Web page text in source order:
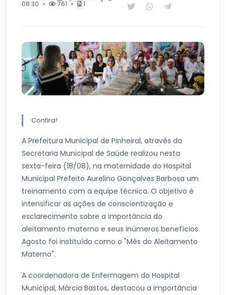
08:30 761 1
Confira!
A Prefeitura Municipal de Pinheiral, através da
Secretaria Municipal de Saúde realizou nesta
sexta-feira (18/08), na maternidade do Hospital
Municipal Prefeito Aurelino Gonçalves Barbosa um
treinamento com a equipe técnica. O objetivo é
intensificar as ações de conscientização e
esclarecimento sobre a importância do
aleitamento materno e seus inúmeros benefícios.
Agosto foi instituído como o "Mês do Aleitamento
Materno".
A coordenadora de Enfermagem do Hospital
Municipal, Márcia Bastos, destacou a importância